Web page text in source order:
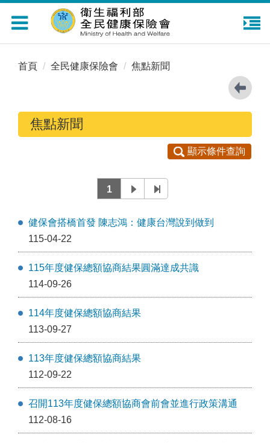
Toggle
navigation
首頁 全民健康保險會 焦點新聞
焦點新聞
顯示條件查詢
1
健保會搭橋首發 陳志鴻：健康台灣說到做到
115-04-22
115年度健保總額協商結果圓滿達成共識
114-09-26
114年度健保總額協商結果
113-09-27
113年度健保總額協商結果
112-09-22
召開113年度健保總額協商會前會並進行政策溝通
112-08-16